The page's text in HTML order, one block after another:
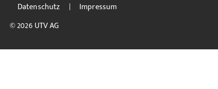
© 2026 UTV AG
Datenschutz Impressum